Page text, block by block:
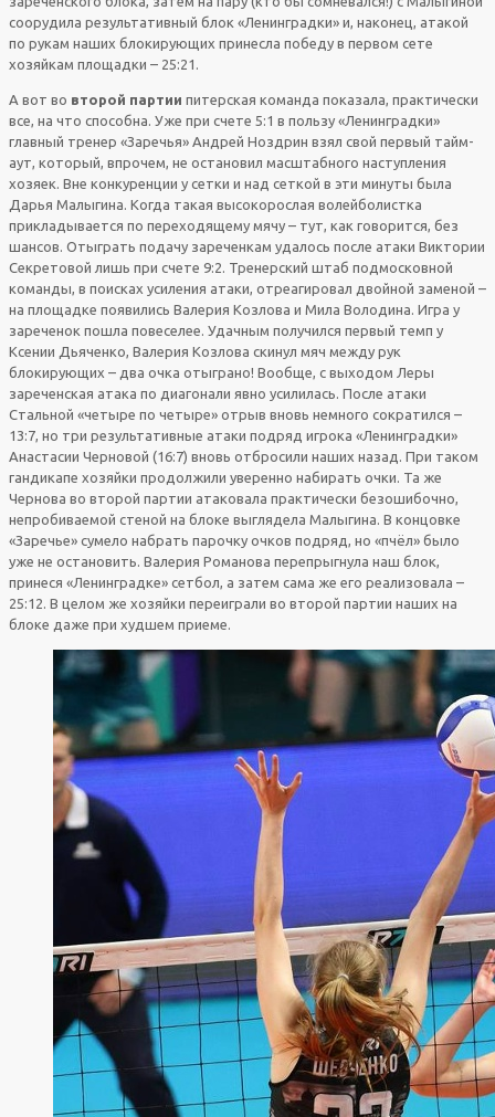
соорудила результативный блок «Ленинградки» и, наконец, атакой
по рукам наших блокирующих принесла победу в первом сете
хозяйкам площадки – 25:21.
А вот во второй партии питерская команда показала, практически
все, на что способна. Уже при счете 5:1 в пользу «Ленинградки»
главный тренер «Заречья» Андрей Ноздрин взял свой первый тайм-
аут, который, впрочем, не остановил масштабного наступления
хозяек. Вне конкуренции у сетки и над сеткой в эти минуты была
Дарья Малыгина. Когда такая высокорослая волейболистка
прикладывается по переходящему мячу – тут, как говорится, без
шансов. Отыграть подачу зареченкам удалось после атаки Виктории
Секретовой лишь при счете 9:2. Тренерский штаб подмосковной
команды, в поисках усиления атаки, отреагировал двойной заменой –
на площадке появились Валерия Козлова и Мила Володина. Игра у
зареченок пошла повеселее. Удачным получился первый темп у
Ксении Дьяченко, Валерия Козлова скинул мяч между рук
блокирующих – два очка отыграно! Вообще, с выходом Леры
зареченская атака по диагонали явно усилилась. После атаки
Стальной «четыре по четыре» отрыв вновь немного сократился –
13:7, но три результативные атаки подряд игрока «Ленинградки»
Анастасии Черновой (16:7) вновь отбросили наших назад. При таком
гандикапе хозяйки продолжили уверенно набирать очки. Та же
Чернова во второй партии атаковала практически безошибочно,
непробиваемой стеной на блоке выглядела Малыгина. В концовке
«Заречье» сумело набрать парочку очков подряд, но «пчёл» было
уже не остановить. Валерия Романова перепрыгнула наш блок,
принеся «Ленинградке» сетбол, а затем сама же его реализовала –
25:12. В целом же хозяйки переиграли во второй партии наших на
блоке даже при худшем приеме.